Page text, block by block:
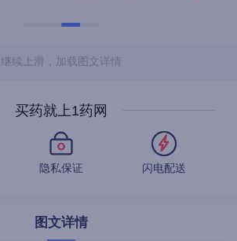
继续上滑，加载图文详情
买药就上1药网
隐私保证 闪电配送
图文详情